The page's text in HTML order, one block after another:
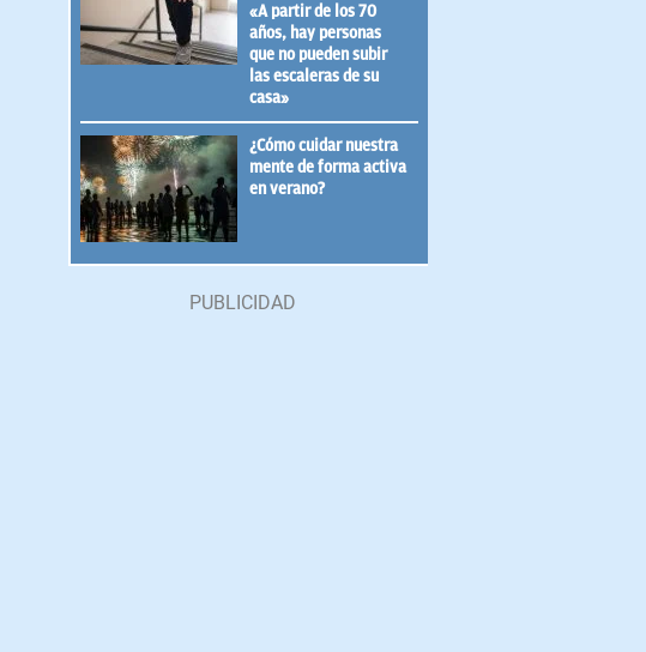
«A partir de los 70
años, hay personas
que no pueden subir
las escaleras de su
casa»
¿Cómo cuidar nuestra
mente de forma activa
en verano?